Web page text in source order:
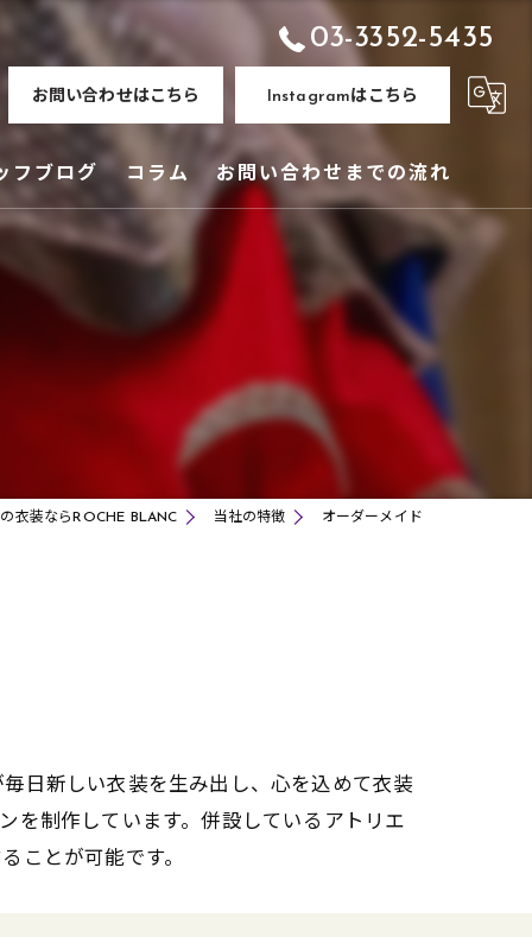
03-3352-5435
お問い合わせはこちら Instagramはこちら
フブログ コラム お問い合わせまでの流れ
衣装ならROCHE BLANC 当社の特徴 オーダーメイド
日新しい衣装を生み出し、心を込めて衣装
を制作しています。併設しているアトリエ
ことが可能です。